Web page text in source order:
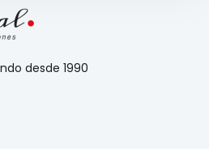
desde 1990